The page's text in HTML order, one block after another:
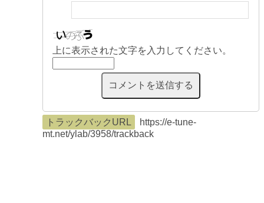
上に表示された文字を入力してください。
トラックバックURL
https://e-tune-
mt.net/ylab/3958/trackback